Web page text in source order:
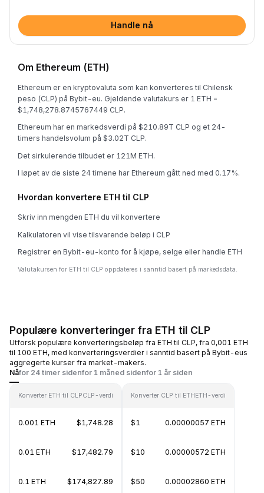
Handle nå
Om Ethereum (ETH)
Ethereum er en kryptovaluta som kan konverteres til Chilensk
peso (CLP) på Bybit-eu. Gjeldende valutakurs er 1 ETH =
$1,748,278.8745767449 CLP.
Ethereum har en markedsverdi på $210.89T CLP og et 24-
timers handelsvolum på $3.02T CLP.
Det sirkulerende tilbudet er 121M ETH.
I løpet av de siste 24 timene har Ethereum gått ned med 0.17%.
Hvordan konvertere ETH til CLP
Skriv inn mengden ETH du vil konvertere
Kalkulatoren vil vise tilsvarende beløp i CLP
Registrer en Bybit-eu-konto for å kjøpe, selge eller handle ETH
Valutakursen for ETH til CLP oppdateres i sanntid basert på markedsdata.
Populære konverteringer fra ETH til CLP
Utforsk populære konverteringsbeløp fra ETH til CLP, fra 0,001 ETH
til 100 ETH, med konverteringsverdier i sanntid basert på Bybit-eus
aggregerte kurser fra market-makers.
Nåfor 24 timer sidenfor 1 måned sidenfor 1 år siden
Konverter ETH til CLPCLP-verdi
0.001 ETH $1,748.28
0.01 ETH $17,482.79
0.1 ETH $174,827.89
Konverter CLP til ETHETH-verdi
$1 0.00000057 ETH
$10 0.00000572 ETH
$50 0.00002860 ETH